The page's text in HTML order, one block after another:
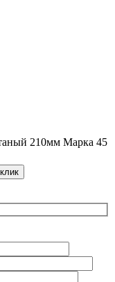
210мм Марка 45